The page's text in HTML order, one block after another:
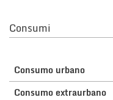
Consumi
Consumo urbano
Consumo extraurbano
momento.